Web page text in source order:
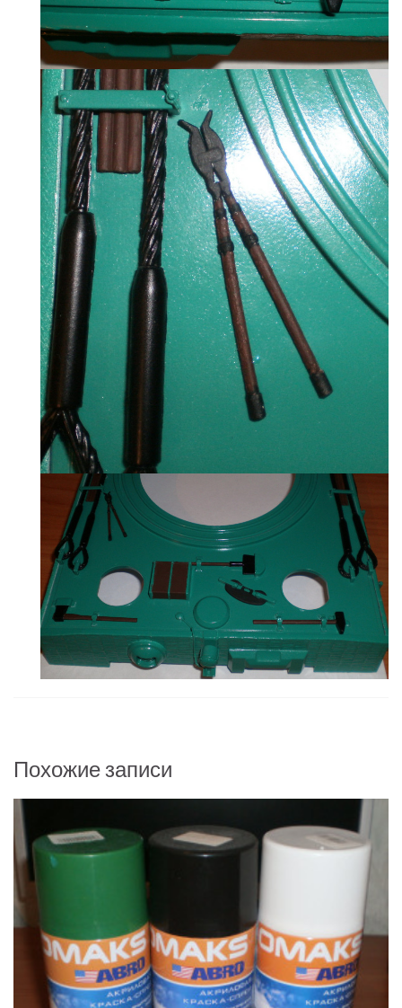
Похожие записи